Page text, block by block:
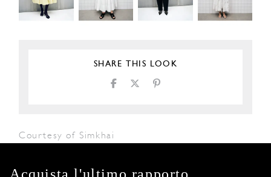
SHARE THIS LOOK
Courtesy of Simkhai